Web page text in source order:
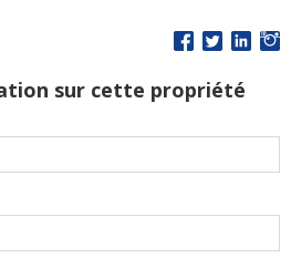
sur cette propriété